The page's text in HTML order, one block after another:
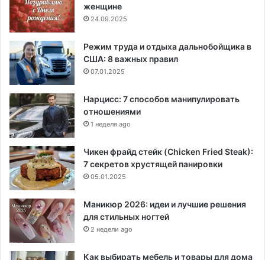
женщине
24.09.2025
Режим труда и отдыха дальнобойщика в
США: 8 важных правил
07.01.2025
Нарцисс: 7 способов манипулировать
отношениями
1 неделя ago
Чикен фрайд стейк (Chicken Fried Steak):
7 секретов хрустящей панировки
05.01.2025
Маникюр 2026: идеи и лучшие решения
для стильных ногтей
2 недели ago
Как выбирать мебель и товары для дома